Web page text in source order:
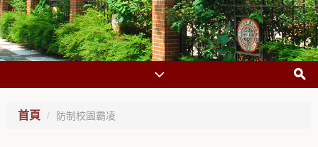
首頁 防制校園霸凌